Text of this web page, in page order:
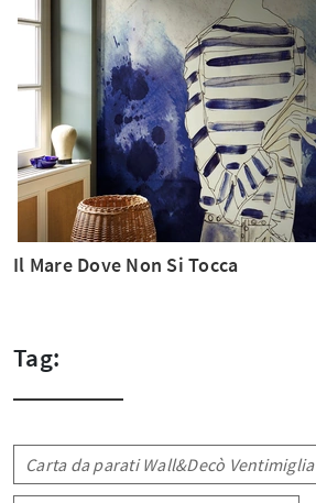
Il Mare Dove Non Si Tocca
Tag:
Carta da parati Wall&Decò Ventimiglia